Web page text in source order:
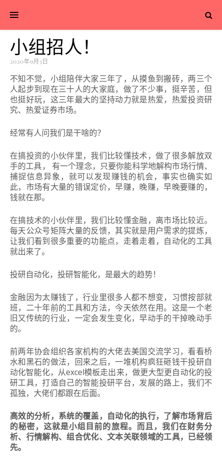
小组招人！
2020年9月3日
不知不觉，小组陪伴大家三年了，从摸鱼到搬砖，两三个
人起步到现在三十人的大家庭，做了不少事，挺辛苦，但
也挺好玩，这三年最大的坚持动力就是热爱，热爱投资研
究、热爱证券市场。
经常有人问我们是干啥的？
在搞投资的小伙伴里，我们比较懂技术，做了很多解放双
手的工具， 有一个理念，只要你能科学地解构市场行情、
捕捉信息异象，就可以发现赚钱的机会，事实也确实如
此，市场有大量的错误定价，早赚，晚赚，早晚要赚的，
钱就在那。
在搞技术的小伙伴里，我们比较懂金融，离市场比较近。
每天公众号矩阵大量的反馈，其实就是用户需求的提炼，
让我们看到很多重要的功能点，走着走着，自动化的工具
就出来了。
投研自动化，投研智能化，是最大的趋势！
金融因为太赚钱了，行业里很多人都不想变，习惯按部就
班，二十年前的工具和方法，今天依然在用。这是一个老
旧又传统的行业，一定会发生变化，早动手的干掉晚动手
的。
前两年协会组织各家机构的大佬去美国交流学习，看看桥
水和黑石的做法，回来之后，一堆机构疯狂砸钱干投研自
动化智能化，从excel模板走出来，做更大型更自动化的投
研工具，打造自己的智能投研平台，发展的路上，我们不
孤独，大佬们都跟在后面。
高效的分析，系统的覆盖，自动化的执行， 了解市场背后
的秘密，这就是小组目前的旅程。而且，我们在财务分
析、行情解构、组合优化、文本关联领域的工具，已经领
先。